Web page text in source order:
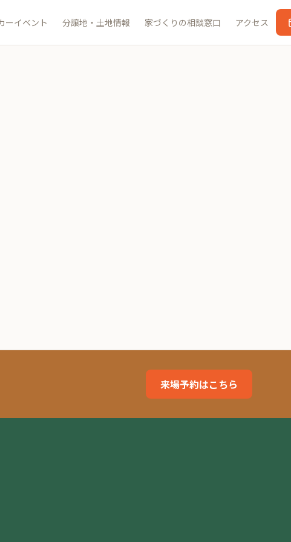
ーイベント 分譲地・土地情報 家づくりの相談窓口 アクセス
来場予約はこちら